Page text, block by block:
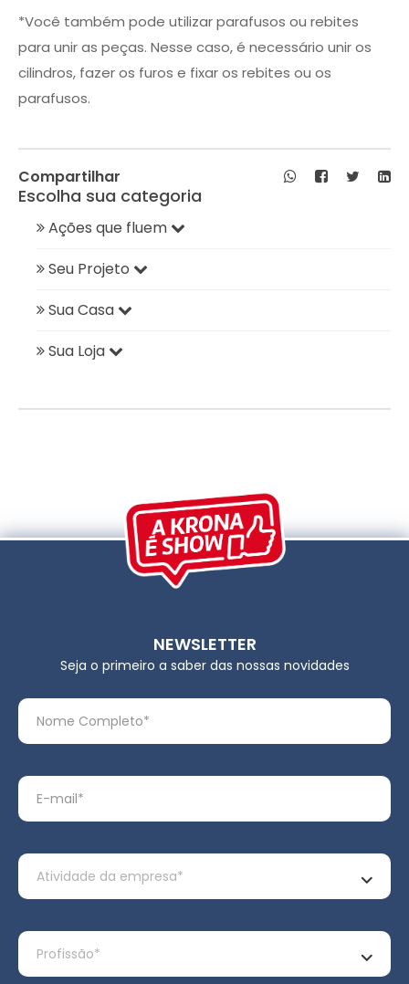
*Você também pode utilizar parafusos ou rebites
para unir as peças. Nesse caso, é necessário unir os
cilindros, fazer os furos e fixar os rebites ou os
parafusos.
Compartilhar
Escolha sua categoria
Ações que fluem
Seu Projeto
Sua Casa
Sua Loja
NEWSLETTER
Seja o primeiro a saber das nossas novidades